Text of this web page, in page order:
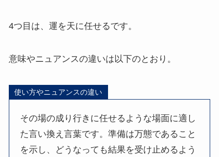
4つ目は、運を天に任せるです。
意味やニュアンスの違いは以下のとおり。
使い方やニュアンスの違い
その場の成り行きに任せるような場面に適し
た言い換え言葉です。準備は万態であること
を示し、どうなっても結果を受け止めるよう